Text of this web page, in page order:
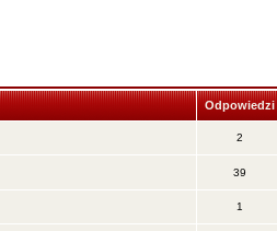
Odpowiedzi
2
39
1